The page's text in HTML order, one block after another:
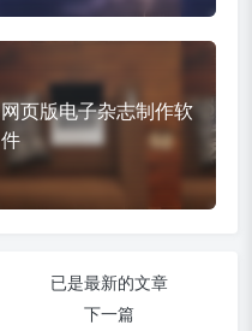
网页版电子杂志制作软
件
已是最新的文章
下一篇